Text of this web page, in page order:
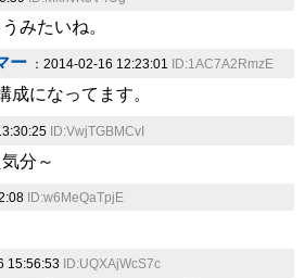
みたいね。
ー ：2014-02-16 12:23:01 ID:1AC7A2RmzE
成になってます。
ID:VwjTGBMCvI
分～
ID:w6MeQaTpjE
15:56:53 ID:UQXAjWcS7c